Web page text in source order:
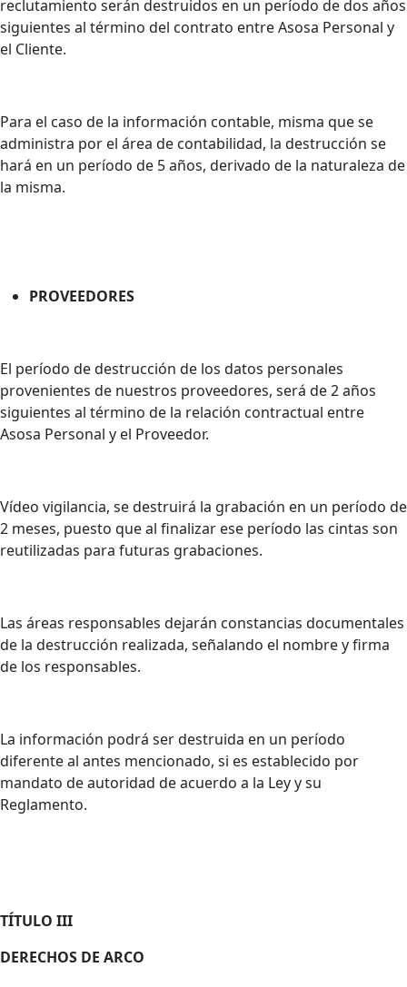
reclutamiento serán destruidos en un período de dos años
siguientes al término del contrato entre Asosa Personal y
el Cliente.
Para el caso de la información contable, misma que se
administra por el área de contabilidad, la destrucción se
hará en un período de 5 años, derivado de la naturaleza de
la misma.
PROVEEDORES
El período de destrucción de los datos personales
provenientes de nuestros proveedores, será de 2 años
siguientes al término de la relación contractual entre
Asosa Personal y el Proveedor.
Vídeo vigilancia, se destruirá la grabación en un período de
2 meses, puesto que al finalizar ese período las cintas son
reutilizadas para futuras grabaciones.
Las áreas responsables dejarán constancias documentales
de la destrucción realizada, señalando el nombre y firma
de los responsables.
La información podrá ser destruida en un período
diferente al antes mencionado, si es establecido por
mandato de autoridad de acuerdo a la Ley y su
Reglamento.
TÍTULO III
DERECHOS DE ARCO